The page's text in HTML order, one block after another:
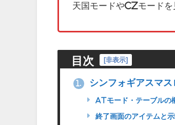
天国モードやCZモード
目次 [非表示]
1. シンフォギアスマ
ATモード・テーブルの
終了画面のアイテムと